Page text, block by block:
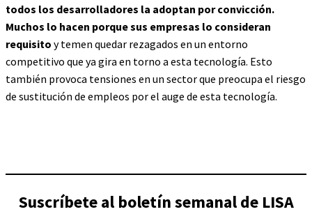
todos los desarrolladores la adoptan por convicción.
Muchos lo hacen porque sus empresas lo consideran
requisito y temen quedar rezagados en un entorno
competitivo que ya gira en torno a esta tecnología. Esto
también provoca tensiones en un sector que preocupa el riesgo
de sustitución de empleos por el auge de esta tecnología.
Suscríbete al boletín semanal de LISA